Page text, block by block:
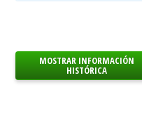
MOSTRAR INFORMACIÓN
HISTÓRICA